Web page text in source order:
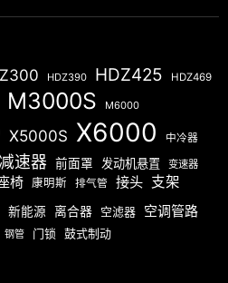
HDZ390 HDZ425 HDZ469
M3000S M6000
X5000S X6000 中冷器
减速器 前面罩 发动机悬置 变速器
椅 康明斯 排气管 接头 支架
新能源 离合器 空滤器 空调管路
钢管 门锁 鼓式制动